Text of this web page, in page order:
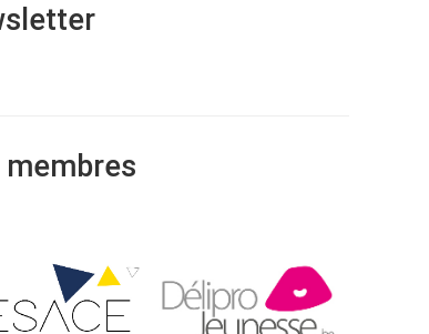
membres